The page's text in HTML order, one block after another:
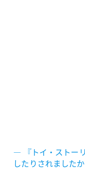
― 『トイ・ストー
したりされました